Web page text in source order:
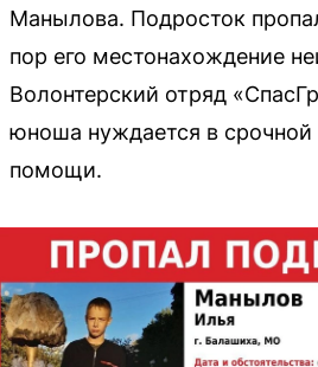
Манылова. Подросток
пор его местонахождение
Волонтерский отряд
юноша нуждается в
помощи.